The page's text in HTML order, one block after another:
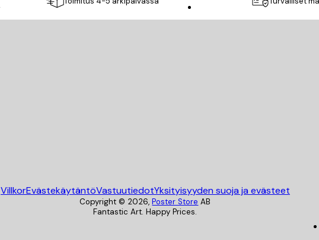
VillkorEvästekäytäntöVastuutiedotYksityisyyden suoja ja evästeet
Copyright © 2026, Poster Store AB
Fantastic Art. Happy Prices.